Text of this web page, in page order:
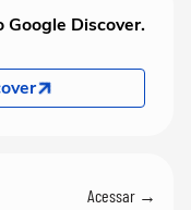
Google Discover.
Acessar →